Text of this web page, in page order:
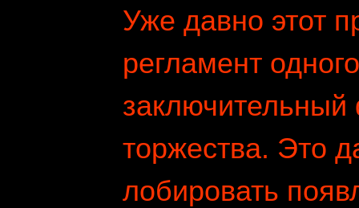
Уже давно этот
регламент
заключительный
торжества. Это
лобировать